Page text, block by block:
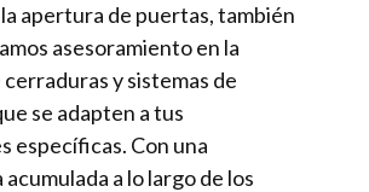
apertura de puertas, también
asesoramiento en la
y sistemas de
se adapten a tus
específicas. Con una
a lo largo de los